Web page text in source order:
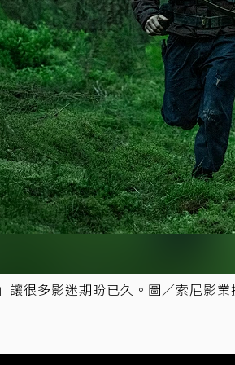
讓很多影迷期盼已久。圖／索尼影